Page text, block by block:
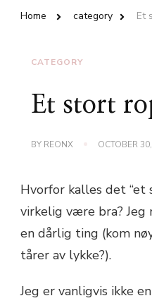
Home category Et
CATEGORY
Et stort
BY REONX OCTOBER
Hvorfor kalles det “et
virkelig være bra?
en dårlig ting (kom
tårer av lykke?).
Jeg er vanligvis ikke